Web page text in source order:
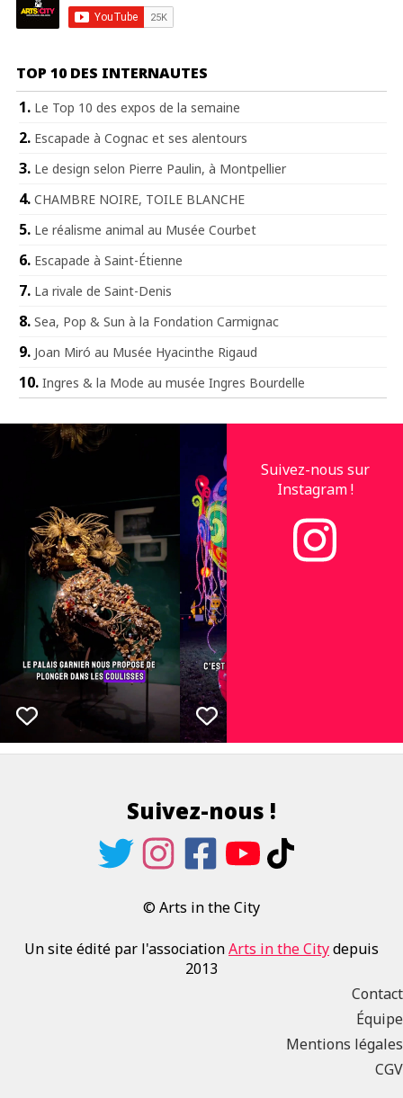
TOP 10 DES INTERNAUTES
Le Top 10 des expos de la semaine
Escapade à Cognac et ses alentours
Le design selon Pierre Paulin, à Montpellier
CHAMBRE NOIRE, TOILE BLANCHE
Le réalisme animal au Musée Courbet
Escapade à Saint-Étienne
La rivale de Saint-Denis
Sea, Pop & Sun à la Fondation Carmignac
Joan Miró au Musée Hyacinthe Rigaud
Ingres & la Mode au musée Ingres Bourdelle
Suivez-nous sur
Instagram !
Suivez-nous !
© Arts in the City
Un site édité par l'associationArts in the Citydepuis
2013
Contact
Équipe
Mentions légales
CGV